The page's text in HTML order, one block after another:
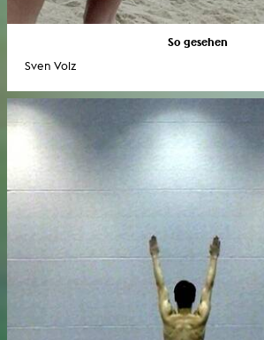
So gesehen
Sven Volz